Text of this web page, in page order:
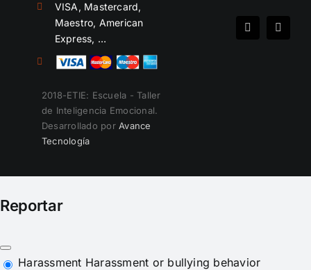
VISA, Mastercard,
Maestro, American
Express, …
2018-ETIE: Escuela - Taller
de Inteligencia Emocional.
Desarrollado porAvance
Tecnología
Spotify
Reportar
Harassment Harassment or bullying behavior